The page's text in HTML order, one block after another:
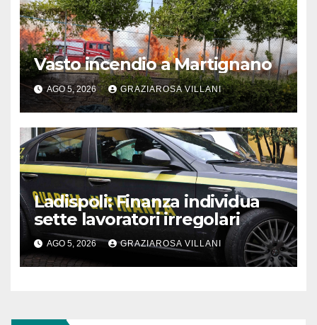
Vasto incendio a Martignano
AGO 5, 2026 GRAZIAROSA VILLANI
Ladispoli: Finanza individua
sette lavoratori irregolari
AGO 5, 2026 GRAZIAROSA VILLANI